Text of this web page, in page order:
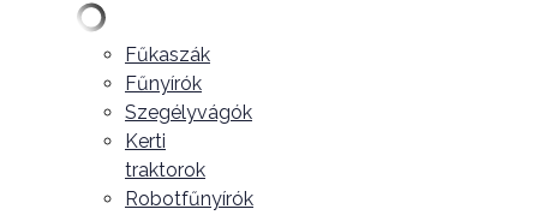
Fűkaszák
Fűnyírók
Szegélyvágók
Kerti
traktorok
Robotfűnyírók